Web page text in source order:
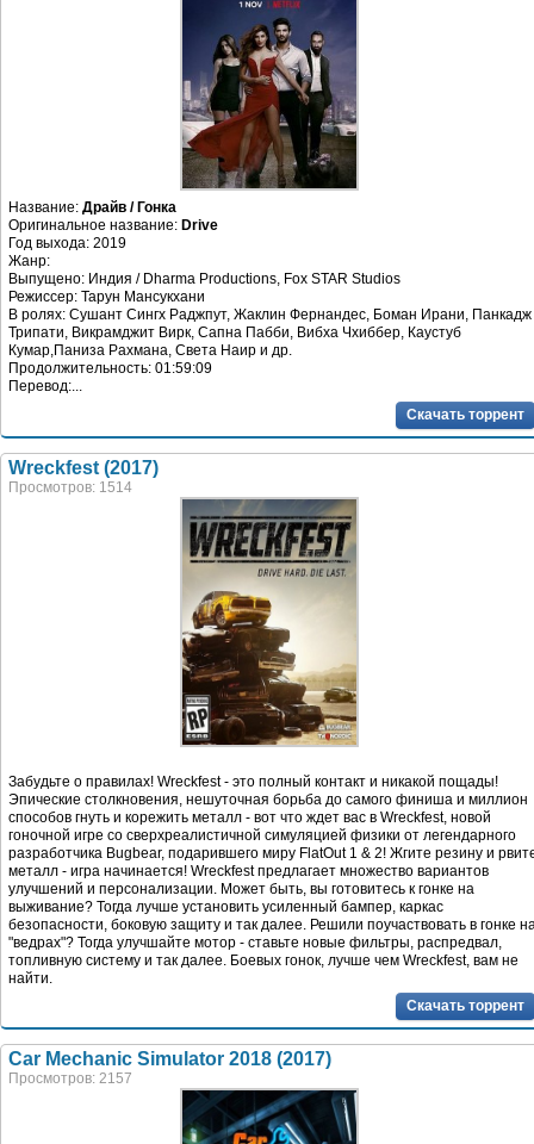
Название: Драйв / Гонка
Оригинальное название: Drive
Год выхода: 2019
Жанр:
Выпущено: Индия / Dharma Productions, Fox STAR Studios
Режиссер: Тарун Мансукхани
В ролях: Сушант Сингх Раджпут, Жаклин Фернандес, Боман Ирани, Панкадж
Трипати, Викрамджит Вирк, Сапна Пабби, Вибха Чхиббер, Каустуб
Кумар,Паниза Рахмана, Света Наир и др.
Продолжительность: 01:59:09
Перевод:...
Скачать торрент
Wreckfest (2017)
Просмотров: 1514
Забудьте о правилах! Wreckfest - это полный контакт и никакой пощады!
Эпические столкновения, нешуточная борьба до самого финиша и миллион
способов гнуть и корежить металл - вот что ждет вас в Wreckfest, новой
гоночной игре со сверхреалистичной симуляцией физики от легендарного
разработчика Bugbear, подарившего миру FlatOut 1 & 2! Жгите резину и
металл - игра начинается! Wreckfest предлагает множество вариантов
улучшений и персонализации. Может быть, вы готовитесь к гонке на
выживание? Тогда лучше установить усиленный бампер, каркас
безопасности, боковую защиту и так далее. Решили поучаствовать в гонке
"ведрах"? Тогда улучшайте мотор - ставьте новые фильтры, распредвал,
топливную систему и так далее. Боевых гонок, лучше чем Wreckfest, вам не
найти.
Скачать торрент
Car Mechanic Simulator 2018 (2017)
Просмотров: 2157